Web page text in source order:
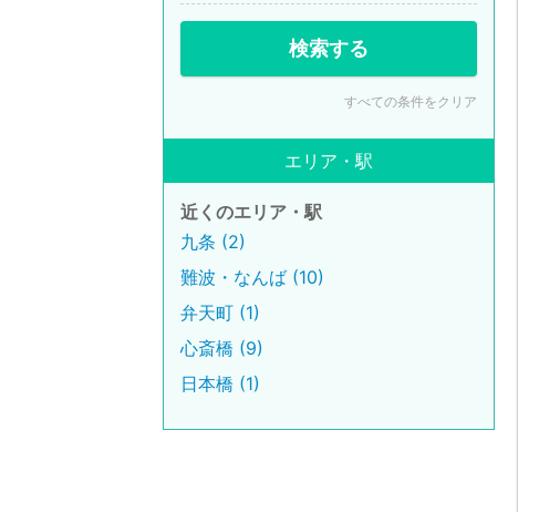
検索する
すべての条件をクリア
エリア・駅
近くのエリア・駅
九条 (2)
難波・なんば (10)
弁天町 (1)
心斎橋 (9)
日本橋 (1)